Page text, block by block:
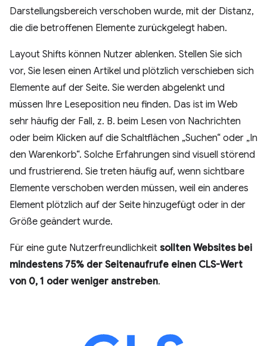
Darstellungsbereich verschoben wurde, mit der Distanz,
die die betroffenen Elemente zurückgelegt haben.
Layout Shifts können Nutzer ablenken. Stellen Sie sich
vor, Sie lesen einen Artikel und plötzlich verschieben sich
Elemente auf der Seite. Sie werden abgelenkt und
müssen Ihre Leseposition neu finden. Das ist im Web
sehr häufig der Fall, z. B. beim Lesen von Nachrichten
oder beim Klicken auf die Schaltflächen „Suchen“ oder „In
den Warenkorb“. Solche Erfahrungen sind visuell störend
und frustrierend. Sie treten häufig auf, wenn sichtbare
Elemente verschoben werden müssen, weil ein anderes
Element plötzlich auf der Seite hinzugefügt oder in der
Größe geändert wurde.
Für eine gute Nutzerfreundlichkeit sollten Websites bei
mindestens 75% der Seitenaufrufe einen CLS-Wert
von 0, 1 oder weniger anstreben.